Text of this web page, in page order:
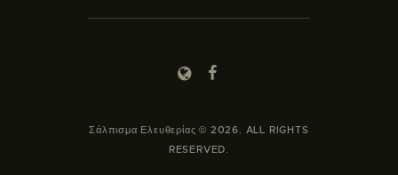
Σάλπισμα Ελευθερίας © 2026. ALL RIGHTS
RESERVED.